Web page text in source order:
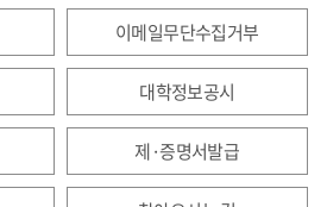
이메일무단수집거부
대학정보공시
제·증명서발급